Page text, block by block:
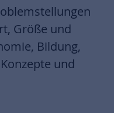
Größe und
Bildung,
und